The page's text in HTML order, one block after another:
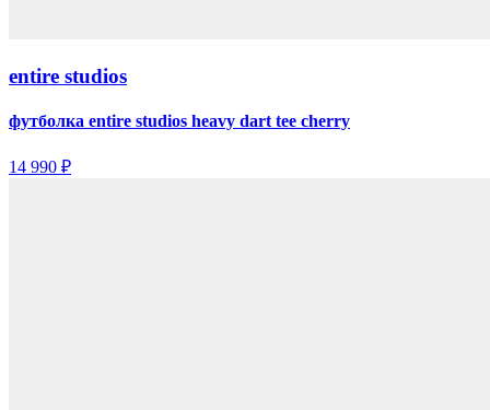
entire studios
футболка entire studios heavy dart tee cherry
14 990 ₽